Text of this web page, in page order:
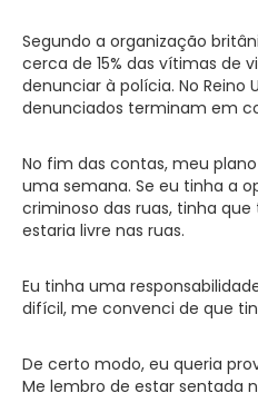
Segundo a organização
cerca de 15% das vítimas de
denunciar à polícia. No Reino
denunciados terminam em
No fim das contas, meu plano
uma semana. Se eu tinha a
criminoso das ruas, tinha que
estaria livre nas ruas.
Eu tinha uma
difícil, me convenci de que
De certo modo, eu queria
Me lembro de estar sentada